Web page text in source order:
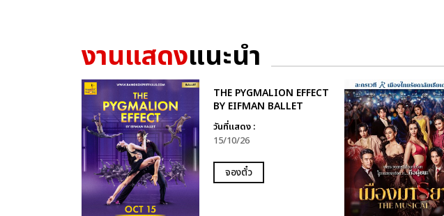
งานแสดงแนะนำ
THE PYGMALION EFFECT
BY EIFMAN BALLET
วันที่แสดง :
15/10/26
จองตั๋ว